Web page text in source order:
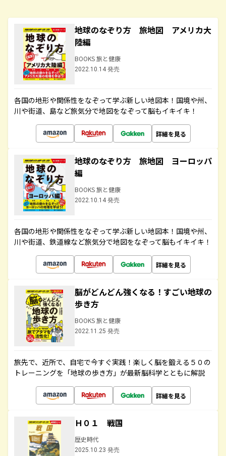
地球のなぞり方 旅地図 アメリカ大
陸編
BOOKS 旅と健康
2022.10.14 発売
各国の地形や関係性をなぞって学ぶ新しい地図本！国境や州、
川や街道、島など旅気分で地図をなぞって脳もイキイキ！
詳細を見る
地球のなぞり方 旅地図 ヨーロッパ
編
BOOKS 旅と健康
2022.10.14 発売
各国の地形や関係性をなぞって学ぶ新しい地図本！国境や州、
川や街道、鉄道線など旅気分で地図をなぞって脳もイキイキ！
詳細を見る
脳がどんどん強くなる！すごい地球の
歩き方
BOOKS 旅と健康
2022.11.25 発売
旅先で、近所で、自宅で今すぐ実践！楽しく脳を鍛える５０の
トレーニングを「地球の歩き方」が最新脳科学とともに解説
詳細を見る
Ｈ０１ 戦国
歴史時代
2025.10.23 発売